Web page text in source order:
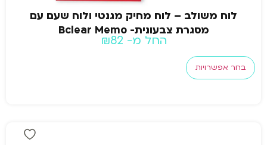
לוח משולב – לוח מחיק מגנטי ולוח שעם עם
מסגרת צבעונית- Bclear Memo
החל מ- ₪82
בחר אפשרויות